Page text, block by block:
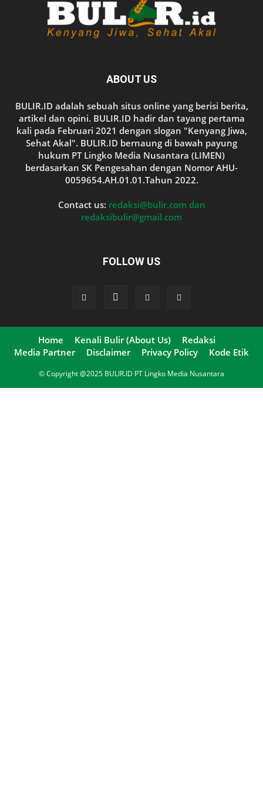
ABOUT US
BULIR.ID adalah sebuah situs online yang berisi berita,
artikel dan opini. BULIR.ID hadir dan tayang pertama
kali pada Februari 2021 dengan slogan "Kenyang Jiwa,
Sehat Akal". BULIR.ID bernaung di bawah payung
hukum PT Lingko Media Nusantara (LIMEN)
berdasarkan SK Pengesahan dengan Nomor AHU-
0059654.AH.01.01.Tahun 2022.
Contact us: redaksi@bulir.com dan
redaksibulir@gmail.com
FOLLOW US
Home Kenali Bulir (About Us)
Redaksi
Media Partner
Disclaimer Privacy Policy Kode Etik
© Copyright @2025 BULIR.ID PT Lingko Media Nusantara